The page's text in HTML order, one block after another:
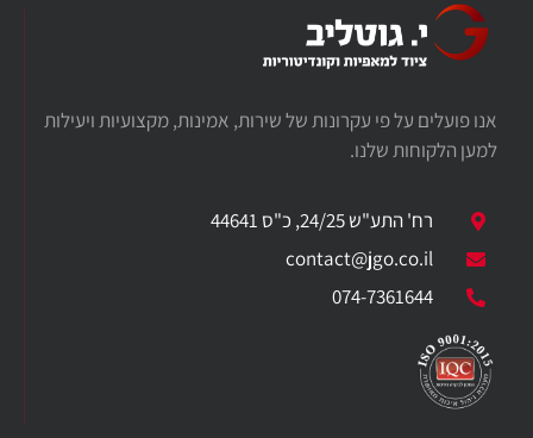
אנו פועלים על פי עקרונות של שירות, אמינות, מקצועיות ויעילות
למען הלקוחות שלנו.
רח' התע"ש 24/25, כ"ס 44641
​contact@jgo.co.il
074-7361644